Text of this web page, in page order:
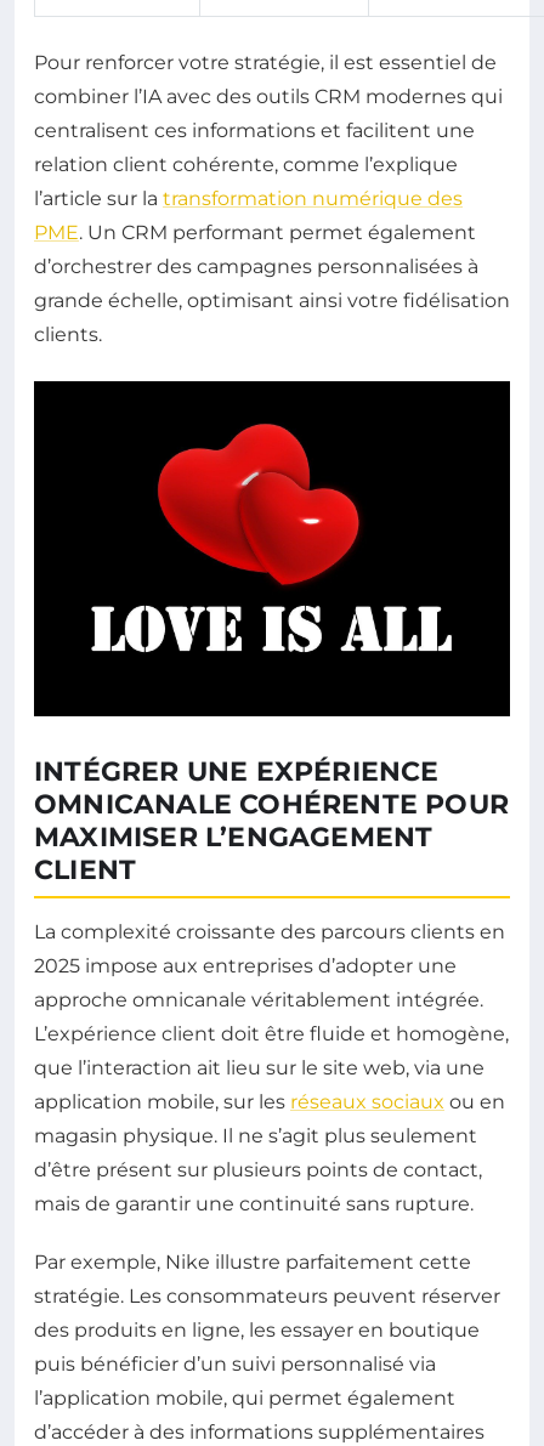
Pour renforcer votre stratégie, il est essentiel de
combiner l’IA avec des outils CRM modernes qui
centralisent ces informations et facilitent une
relation client cohérente, comme l’explique
l’article sur la transformation numérique des
PME. Un CRM performant permet également
d’orchestrer des campagnes personnalisées à
grande échelle, optimisant ainsi votre fidélisation
clients.
INTÉGRER UNE EXPÉRIENCE
OMNICANALE COHÉRENTE POUR
MAXIMISER L’ENGAGEMENT
CLIENT
La complexité croissante des parcours clients en
2025 impose aux entreprises d’adopter une
approche omnicanale véritablement intégrée.
L’expérience client doit être fluide et homogène,
que l’interaction ait lieu sur le site web, via une
application mobile, sur les réseaux sociaux ou en
magasin physique. Il ne s’agit plus seulement
d’être présent sur plusieurs points de contact,
mais de garantir une continuité sans rupture.
Par exemple, Nike illustre parfaitement cette
stratégie. Les consommateurs peuvent réserver
des produits en ligne, les essayer en boutique
puis bénéficier d’un suivi personnalisé via
l’application mobile, qui permet également
d’accéder à des informations supplémentaires